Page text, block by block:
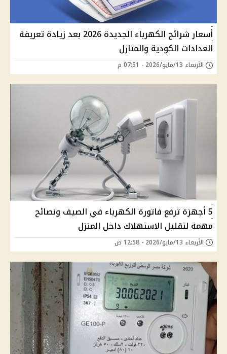
أسعار شرائح الكهرباء الجديدة 2026 بعد زيادة تعريفة
العدادات الكودية والمنازل
الأربعاء 13/مايو/2026 - 07:51 م
5 أجهزة ترفع فاتورة الكهرباء في الصيف ونصائح
مهمة لتقليل الاستهلاك داخل المنزل
الأربعاء 13/مايو/2026 - 12:58 ص